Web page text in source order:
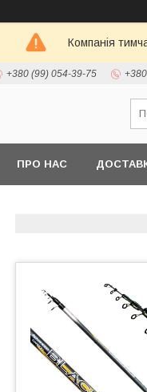
Компанія
+380 (99) 054-39-75
ПРО НАС